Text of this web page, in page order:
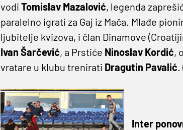
vodi Tomislav Mazalović, legenda
paralelno igrati za Gaj iz Mača. Mlađe
ljubitelje kvizova, i član Dinamove
Ivan Šarčević, a Prstiće Ninoslav Kordić,
vratare u klubu trenirati Dragutin Pavalić.
Inter